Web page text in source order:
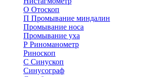
О Отоскоп
П Промывание миндалин
Промывание носа
Промывание уха
Р Риноманометр
Риноскоп
С Синускоп
Синусограф